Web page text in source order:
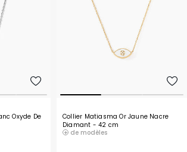
Oxyde De
Collier Matiasma Or Jaune Nacre
Diamant - 42 cm
de modèles